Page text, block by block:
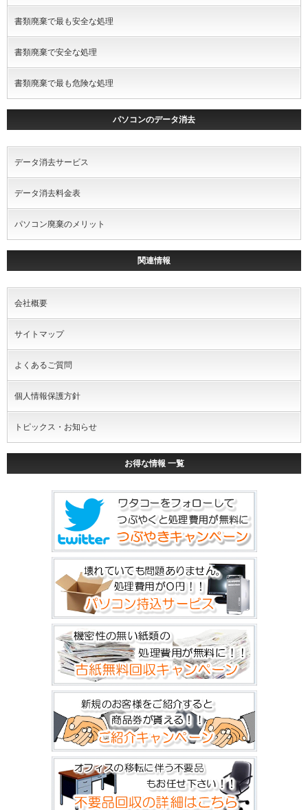
書類廃棄で最も安全な処理
書類廃棄で安全な処理
書類廃棄で最も危険な処理
パソコンのデータ消去
データ消去サービス
データ消去料金表
パソコン廃棄のメリット
関連情報
会社概要
サイトマップ
よくあるご質問
個人情報保護方針
トピックス・お知らせ
お得な情報 一覧